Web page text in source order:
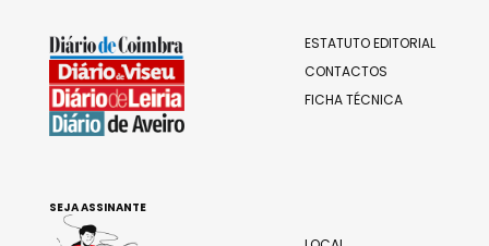
ESTATUTO EDITORIAL
CONTACTOS
FICHA TÉCNICA
SEJA ASSINANTE